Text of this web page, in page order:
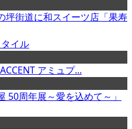
坪街道に和スイーツ店「果寿
イル
アミュプ...
50周年展～愛を込めて～」